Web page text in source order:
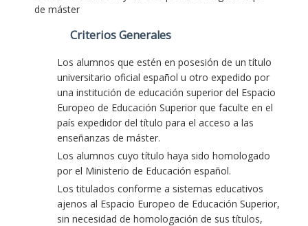
de máster
Criterios Generales
Los alumnos que estén en posesión de un título
universitario oficial español u otro expedido por
una institución de educación superior del Espacio
Europeo de Educación Superior que faculte en el
país expedidor del título para el acceso a las
enseñanzas de máster.
Los alumnos cuyo título haya sido homologado
por el Ministerio de Educación español.
Los titulados conforme a sistemas educativos
ajenos al Espacio Europeo de Educación Superior,
sin necesidad de homologación de sus títulos,